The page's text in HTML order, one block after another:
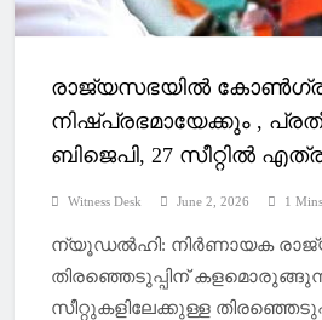
രാജ്യസഭയില്‍
നിഷ്പ്രഭമായേക്കും ,
ബിജെപി, 27 സീറ്റില്‍
Witness Desk June 2, 2026 1 Mins
ന്യൂഡല്‍ഹി: നിര്‍ണായക
തിരഞ്ഞെടുപ്പിന്
സീറ്റുകളിലേക്കുള്ള